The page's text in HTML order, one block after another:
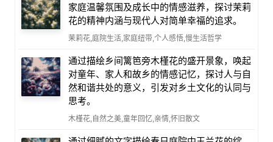
家庭温馨氛围及成长中的情感滋养，探讨茉莉
花的精神内涵与现代人对简单幸福的追求。
茉莉花,庭院生活,家庭纽带,个人感悟,慢生活哲学
通过描绘乡间篱笆旁木槿花的盛开景象，唤起
对童年、家人和故乡的情感记忆，探讨人与自
然和谐共处的意义，引发对乡土文化的认同与
思考。
木槿花,自然之美,童年回忆,亲情,怀旧散文